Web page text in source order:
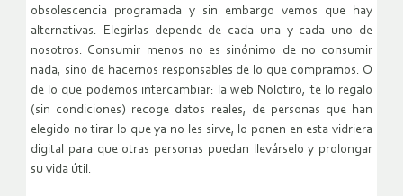
obsolescencia programada y sin embargo vemos que hay
alternativas. Elegirlas depende de cada una y cada uno de
nosotros. Consumir menos no es sinónimo de no consumir
nada, sino de hacernos responsables de lo que compramos. O
de lo que podemos intercambiar: la web Nolotiro, te lo regalo
(sin condiciones) recoge datos reales, de personas que han
elegido no tirar lo que ya no les sirve, lo ponen en esta vidriera
digital para que otras personas puedan llevárselo y prolongar
su vida útil.